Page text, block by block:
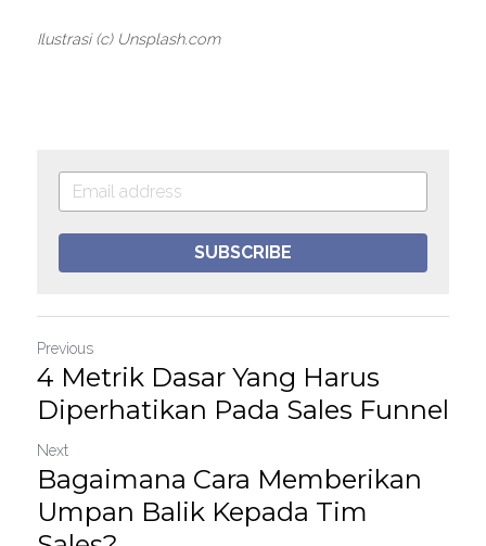
Ilustrasi (c) Unsplash.com
SUBSCRIBE
Previous
4 Metrik Dasar Yang Harus
Diperhatikan Pada Sales Funnel
Next
Bagaimana Cara Memberikan
Umpan Balik Kepada Tim